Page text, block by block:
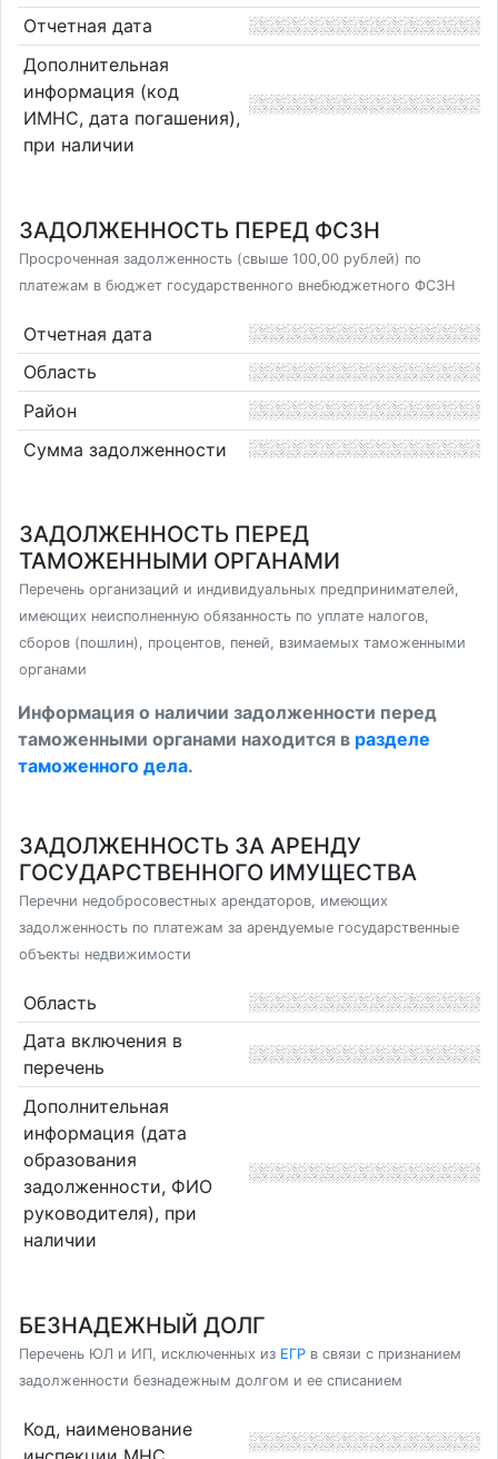
Отчетная дата
Дополнительная
информация (код
ИМНС, дата погашения),
при наличии
ЗАДОЛЖЕННОСТЬ ПЕРЕД ФСЗН
Просроченная задолженность (свыше 100,00 рублей) по
платежам в бюджет государственного внебюджетного ФСЗН
Отчетная дата
Область
Район
Сумма задолженности
ЗАДОЛЖЕННОСТЬ ПЕРЕД
ТАМОЖЕННЫМИ ОРГАНАМИ
Перечень организаций и индивидуальных предпринимателей,
имеющих неисполненную обязанность по уплате налогов,
сборов (пошлин), процентов, пеней, взимаемых таможенными
органами
Информация о наличии задолженности перед
таможенными органами находится в разделе
таможенного дела.
ЗАДОЛЖЕННОСТЬ ЗА АРЕНДУ
ГОСУДАРСТВЕННОГО ИМУЩЕСТВА
Перечни недобросовестных арендаторов, имеющих
задолженность по платежам за арендуемые государственные
объекты недвижимости
Область
Дата включения в
перечень
Дополнительная
информация (дата
образования
задолженности, ФИО
руководителя), при
наличии
БЕЗНАДЕЖНЫЙ ДОЛГ
Перечень ЮЛ и ИП, исключенных из ЕГР в связи с признанием
задолженности безнадежным долгом и ее списанием
Код, наименование